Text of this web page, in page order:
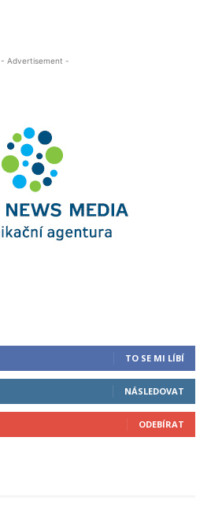
- Advertisement -
TO SE MI LÍBÍ
NÁSLEDOVAT
ODEBÍRAT